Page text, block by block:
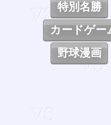
特別名勝
カードゲー
野球漫画